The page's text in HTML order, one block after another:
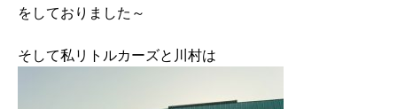
をしておりました～
そして私リトルカーズと川村は